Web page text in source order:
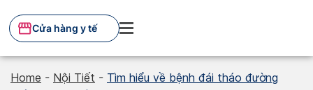
to
content
Cửa hàng y tế
Home - Nội Tiết - Tìm hiểu về bệnh đái tháo đường